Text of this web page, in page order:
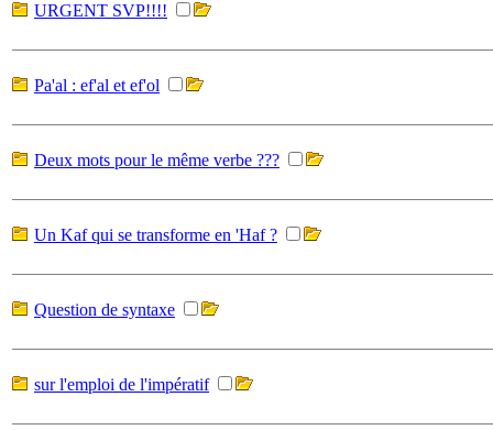
URGENT SVP!!!!
Pa'al : ef'al et ef'ol
Deux mots pour le même verbe ???
Un Kaf qui se transforme en 'Haf ?
Question de syntaxe
sur l'emploi de l'impératif